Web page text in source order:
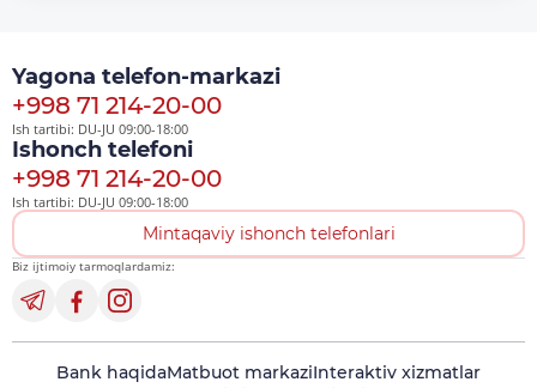
Yagona telefon-markazi
+998 71 214-20-00
Ish tartibi: DU-JU 09:00-18:00
Ishonch telefoni
+998 71 214-20-00
Ish tartibi: DU-JU 09:00-18:00
Mintaqaviy ishonch telefonlari
Biz ijtimoiy tarmoqlardamiz:
Bank haqidaMatbuot markaziInteraktiv xizmatlar